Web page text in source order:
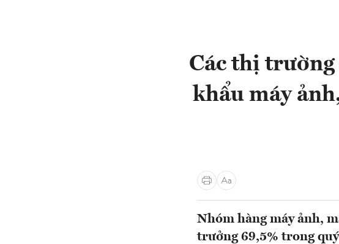
Các thị trường
khẩu máy
Nhóm hàng máy ảnh,
trưởng 69,5% trong